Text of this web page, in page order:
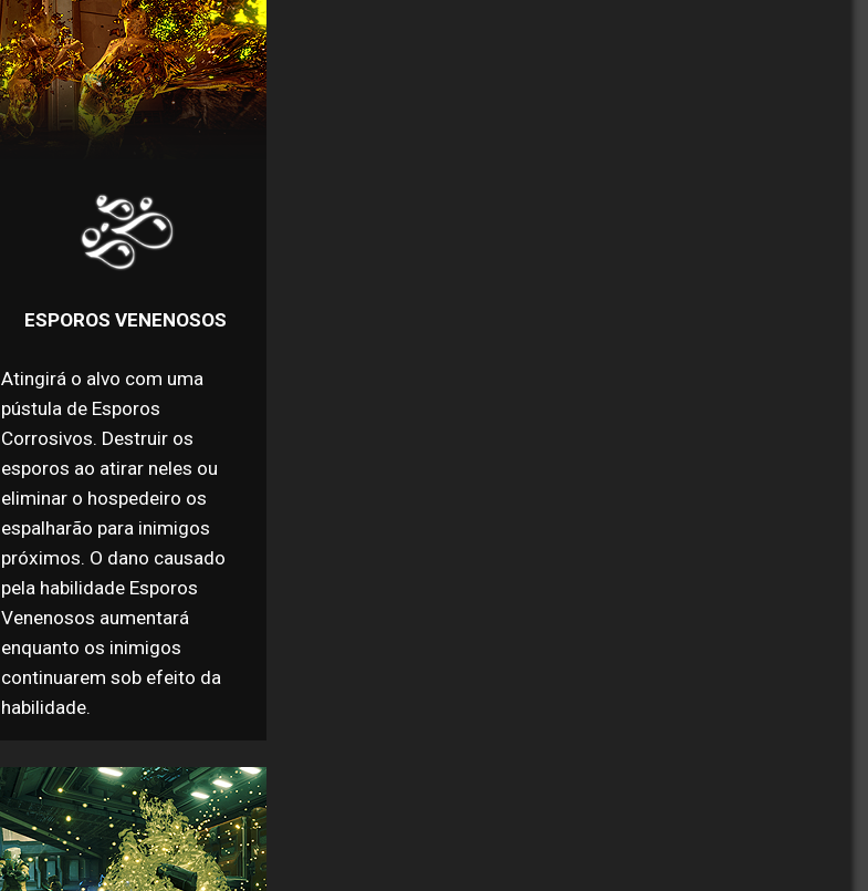
ESPOROS VENENOSOS
Atingirá o alvo com uma
pústula de Esporos
Corrosivos. Destruir os
esporos ao atirar neles ou
eliminar o hospedeiro os
espalharão para inimigos
próximos. O dano causado
pela habilidade Esporos
Venenosos aumentará
enquanto os inimigos
continuarem sob efeito da
habilidade.